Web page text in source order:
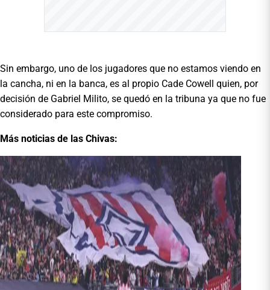
Sin embargo, uno de los jugadores que no estamos viendo en
la cancha, ni en la banca, es al propio Cade Cowell quien, por
decisión de Gabriel Milito, se quedó en la tribuna ya que no fue
considerado para este compromiso.
Más noticias de las Chivas: